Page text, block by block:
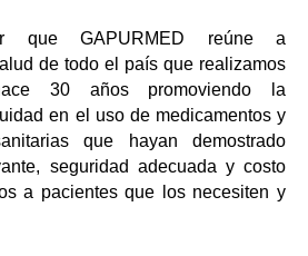
que GAPURMED reúne a
de todo el país que realizamos
30 años promoviendo la
en el uso de medicamentos y
que hayan demostrado
seguridad adecuada y costo
a pacientes que los necesiten y